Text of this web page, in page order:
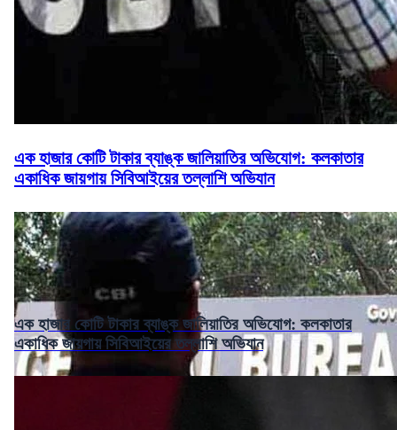
এক হাজার কোটি টাকার ব্যাঙ্ক জালিয়াতির অভিযোগ: কলকাতার
একাধিক জায়গায় সিবিআইয়ের তল্লাশি অভিযান
এক হাজার কোটি টাকার ব্যাঙ্ক জালিয়াতির অভিযোগ: কলকাতার
একাধিক জায়গায় সিবিআইয়ের তল্লাশি অভিযান